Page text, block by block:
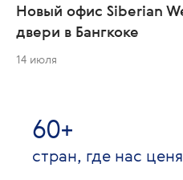
Новый офис Siberian
двери в Бангкоке
14 июля
60+
стран, где нас